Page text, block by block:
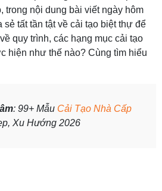
trong nội dung bài viết ngày hôm
sẻ tất tần tật về cải tạo biệt thự để
quy trình, các hạng mục cải tạo
hiện như thế nào? Cùng tìm hiểu
: 99+ Mẫu Cải Tạo Nhà Cấp
Xu Hướng 2026